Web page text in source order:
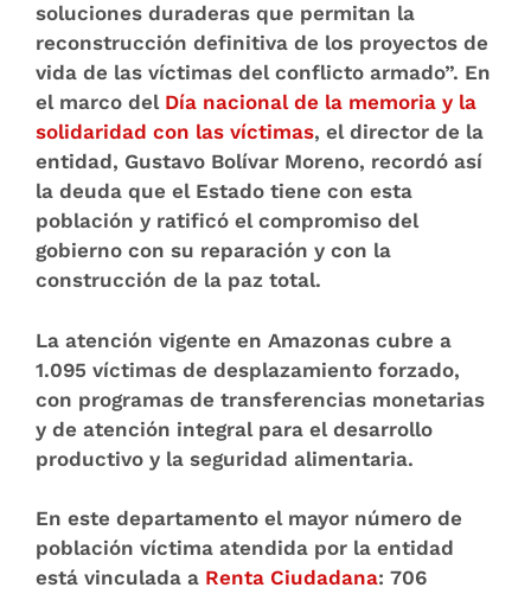
soluciones duraderas que permitan la
reconstrucción definitiva de los proyectos de
vida de las víctimas del conflicto armado”. En
el marco del Día nacional de la memoria y la
solidaridad con las víctimas, el director de la
entidad, Gustavo Bolívar Moreno, recordó así
la deuda que el Estado tiene con esta
población y ratificó el compromiso del
gobierno con su reparación y con la
construcción de la paz total.
La atención vigente en Amazonas cubre a
1.095 víctimas de desplazamiento forzado,
con programas de transferencias monetarias
y de atención integral para el desarrollo
productivo y la seguridad alimentaria.
En este departamento el mayor número de
población víctima atendida por la entidad
está vinculada a Renta Ciudadana: 706